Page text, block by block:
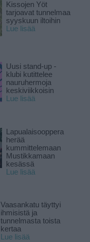
Kissojen Yöt
tarjoavat tunnelmaa
syyskuun iltoihin
Lue lisää
Uusi stand-up -
klubi kutittelee
nauruhermoja
keskiviikkoisin
Lue lisää
Lapualaisooppera
herää
kummittelemaan
Mustikkamaan
kesässä
Lue lisää
Vaasankatu täyttyi
ihmisistä ja
tunnelmasta toista
kertaa
Lue lisää